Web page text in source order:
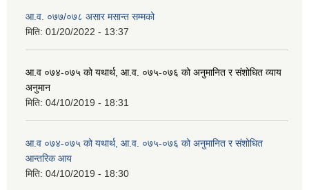
आ.व. ०७७/०७८ असार मसान्त सम्मको
मिति: 01/20/2022 - 13:37
आ.व ०७४-०७५ को यथार्थ, आ.व. ०७५-०७६ को अनुमानित र संशोधित व्याय
अनुमान
मिति: 04/10/2019 - 18:31
आ.व ०७४-०७५ को यथार्थ, आ.व. ०७५-०७६ को अनुमानित र संशोधित
आन्तरिक आय
मिति: 04/10/2019 - 18:30